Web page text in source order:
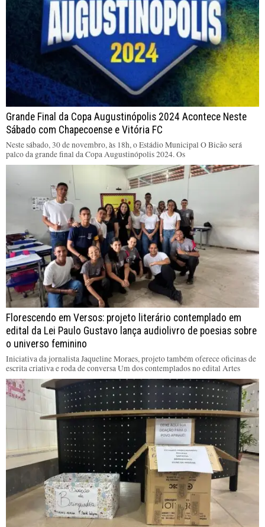
Grande Final da Copa Augustinópolis 2024 Acontece Neste
Sábado com Chapecoense e Vitória FC
Neste sábado, 30 de novembro, às 18h, o Estádio Municipal O Bicão será
palco da grande final da Copa Augustinópolis 2024. Os
Florescendo em Versos: projeto literário contemplado em
edital da Lei Paulo Gustavo lança audiolivro de poesias sobre
o universo feminino
Iniciativa da jornalista Jaqueline Moraes, projeto também oferece oficinas de
escrita criativa e roda de conversa Um dos contemplados no edital Artes